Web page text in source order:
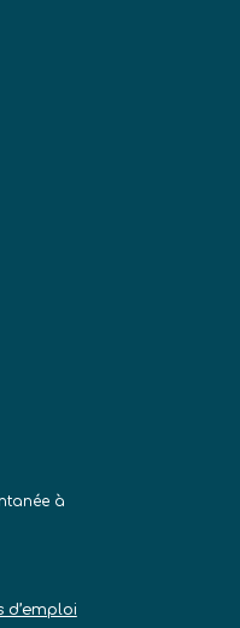
à
d’emploi